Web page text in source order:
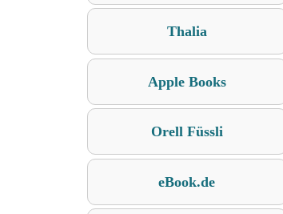
Thalia
Apple Books
Orell Füssli
eBook.de